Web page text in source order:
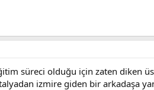
süreci olduğu için zaten diken
izmire giden bir arkadaşa